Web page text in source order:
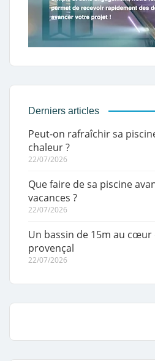
Derniers articles
Peut-on rafraîchir sa
chaleur ?
22/07/2026
Que faire de sa piscine
vacances ?
22/07/2026
Un bassin de 15m au cœur
provençal
22/07/2026